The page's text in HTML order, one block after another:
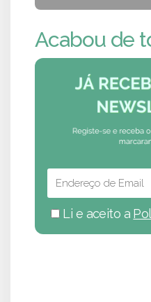
Acabou de
Li e aceito a